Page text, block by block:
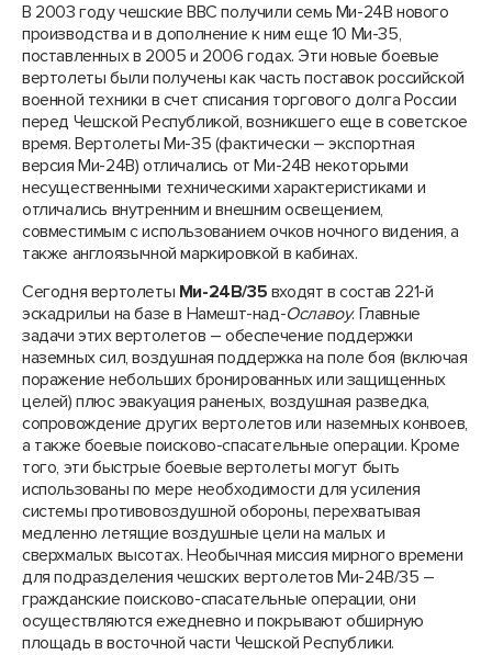
В 2003 году чешские ВВС получили семь Ми-24В нового
производства и в дополнение к ним еще 10 Ми-35,
поставленных в 2005 и 2006 годах. Эти новые боевые
вертолеты были получены как часть поставок российской
военной техники в счет списания торгового долга России
перед Чешской Республикой, возникшего еще в советское
время. Вертолеты Ми-35 (фактически – экспортная
версия Ми-24В) отличались от Ми-24В некоторыми
несущественными техническими характеристиками и
отличались внутренним и внешним освещением,
совместимым с использованием очков ночного видения, а
также англоязычной маркировкой в кабинах.
Сегодня вертолеты Ми-24В/35 входят в состав 221-й
эскадрильи на базе в Намешт-над-Ославоу. Главные
задачи этих вертолетов – обеспечение поддержки
наземных сил, воздушная поддержка на поле боя (включая
поражение небольших бронированных или защищенных
целей) плюс эвакуация раненых, воздушная разведка,
сопровождение других вертолетов или наземных конвоев,
а также боевые поисково-спасательные операции. Кроме
того, эти быстрые боевые вертолеты могут быть
использованы по мере необходимости для усиления
системы противовоздушной обороны, перехватывая
медленно летящие воздушные цели на малых и
сверхмалых высотах. Необычная миссия мирного времени
для подразделения чешских вертолетов Ми-24В/35 –
гражданские поисково-спасательные операции, они
осуществляются ежедневно и покрывают обширную
площадь в восточной части Чешской Республики.